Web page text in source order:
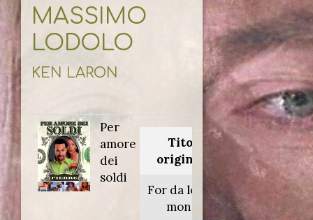
MASSIMO
LODOLO
KEN LARON
Per
amore
dei
soldi
Titolo
originale:
For da love of
money